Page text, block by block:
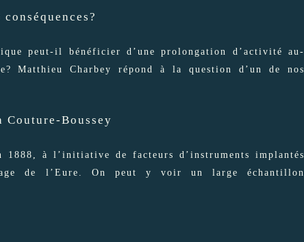
peut-il bénéficier d’une prolongation d’activité au-
Matthieu Charbey répond à la question d’un de nos
Couture-Boussey
1888, à l’initiative de facteurs d’instruments implantés
de l’Eure. On peut y voir un large échantillon